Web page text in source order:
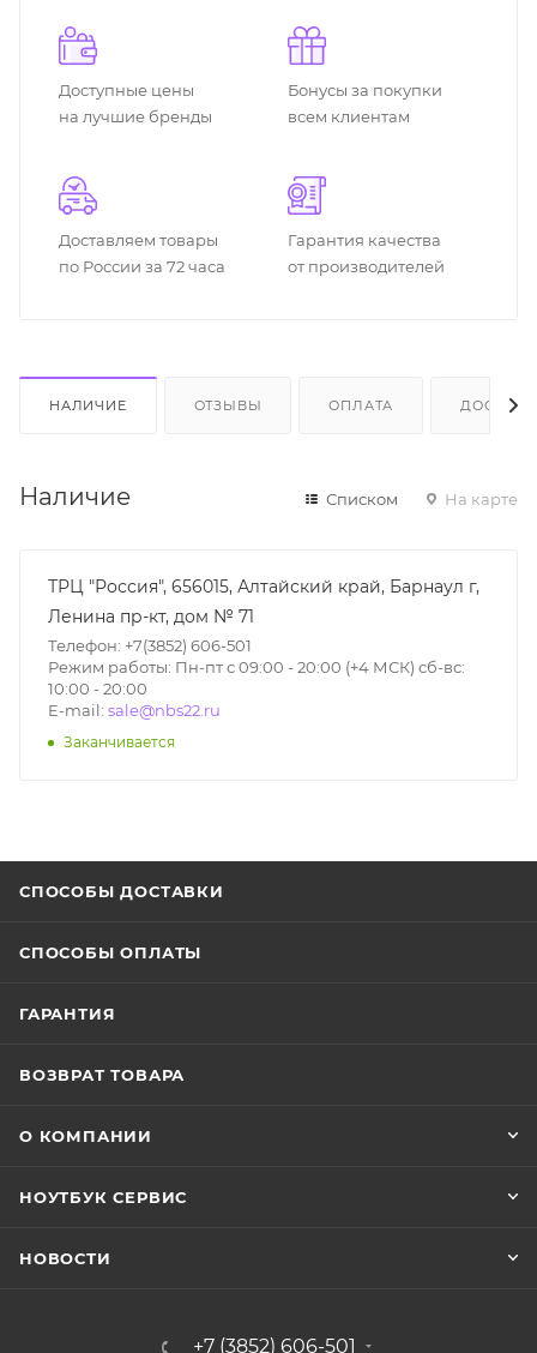
Доступные цены
на лучшие бренды
Бонусы за покупки
всем клиентам
Доставляем товары
по России за 72 часа
Гарантия качества
от производителей
НАЛИЧИЕ ОТЗЫВЫ ОПЛАТА
Наличие Списком На карте
ТРЦ "Россия", 656015, Алтайский край, Барнаул г,
Ленина пр-кт, дом № 71
Телефон: +7(3852) 606-501
Режим работы: Пн-пт с 09:00 - 20:00 (+4 МСК) сб-вс:
10:00 - 20:00
E-mail: sale@nbs22.ru
Заканчивается
СПОСОБЫ ДОСТАВКИ
СПОСОБЫ ОПЛАТЫ
ГАРАНТИЯ
ВОЗВРАТ ТОВАРА
О КОМПАНИИ
НОУТБУК СЕРВИС
НОВОСТИ
+7 (3852) 606-501